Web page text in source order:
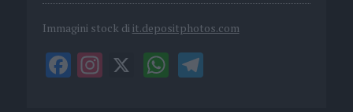
Immagini stock di it.depositphotos.com